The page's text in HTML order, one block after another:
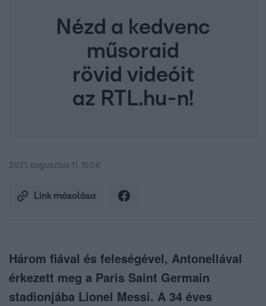
Nézd a kedvenc
műsoraid
rövid videóit
az RTL.hu-n!
2021. augusztus 11. 15:06
Link másolása
Három fiával és feleségével, Antonellával
érkezett meg a Paris Saint Germain
stadionjába Lionel Messi. A 34 éves